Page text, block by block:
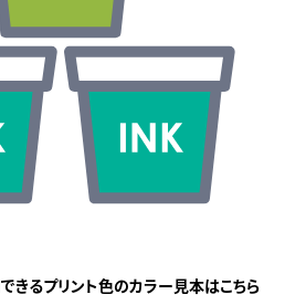
きるプリント色のカラー見本はこちら